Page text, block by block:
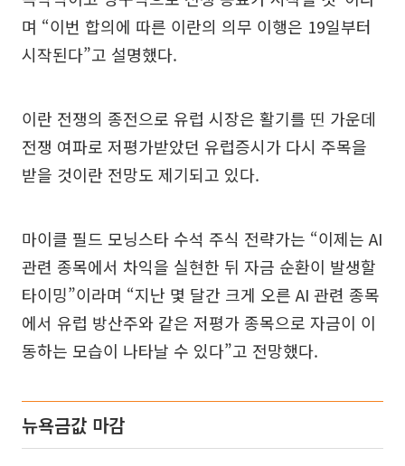
며 “이번 합의에 따른 이란의 의무 이행은 19일부터
시작된다”고 설명했다.
이란 전쟁의 종전으로 유럽 시장은 활기를 띤 가운데
전쟁 여파로 저평가받았던 유럽증시가 다시 주목을
받을 것이란 전망도 제기되고 있다.
마이클 필드 모닝스타 수석 주식 전략가는 “이제는 AI
관련 종목에서 차익을 실현한 뒤 자금 순환이 발생할
타이밍”이라며 “지난 몇 달간 크게 오른 AI 관련 종목
에서 유럽 방산주와 같은 저평가 종목으로 자금이 이
동하는 모습이 나타날 수 있다”고 전망했다.
뉴욕금값 마감